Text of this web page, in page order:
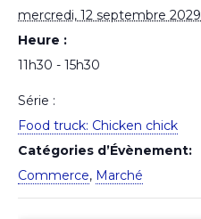
mercredi, 12 septembre 2029
Heure :
11h30 - 15h30
Série :
Food truck: Chicken chick
Catégories d’Évènement:
Commerce, Marché